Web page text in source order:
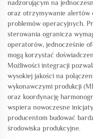
nadzorującym na
oraz otrzymywanie alertów
problemów operacyjnych.
sterowania ogranicza
operatorów, jednocześnie
mogą korzystać
Możliwości integracji
wysokiej jakości na
wykonawczymi produkcji
oraz koordynację
wspiera nowoczesne
producentom budować
środowiska produkcyjne.